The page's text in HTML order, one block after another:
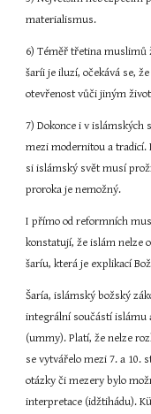
materialismus.
6) Téměř třetina muslimů
šaríi je iluzí, očekává se,
otevřenost vůči jiným
7) Dokonce i v
mezi modernitou a tradicí.
si islámský svět musí
proroka je nemožný.
I přímo od reformních
konstatují, že islám nelze
šaríu, která je explikací
Šaría, islámský božský
integrální součástí islámu
(ummy). Platí, že nelze
se vytvářelo mezi 7. a 10.
otázky či mezery bylo
interpretace (idžtihádu).